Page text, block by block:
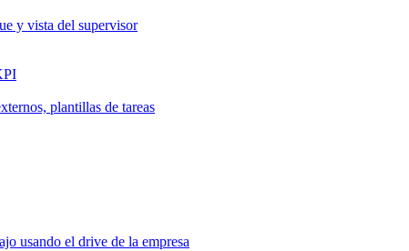
y vista del supervisor
plantillas de tareas
usando el drive de la empresa